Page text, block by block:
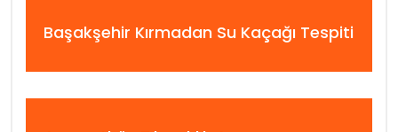
Başakşehir Kırmadan Su Kaçağı Tespiti